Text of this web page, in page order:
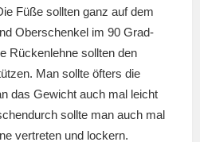
Füße sollten ganz auf dem
Oberschenkel im 90 Grad-
Rückenlehne sollten den
Man sollte öfters die
das Gewicht auch mal leicht
sollte man auch mal
vertreten und lockern.